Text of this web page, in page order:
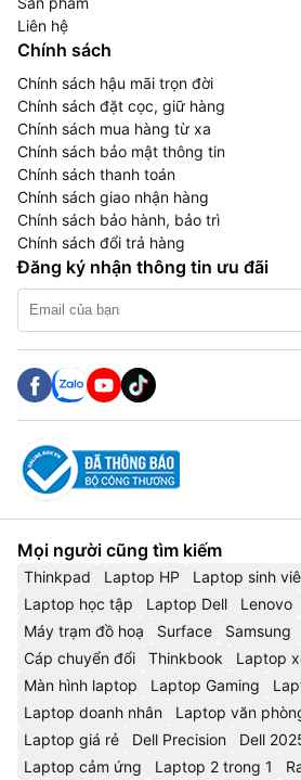
Liên hệ
Chính sách
Chính sách hậu mãi trọn đời
Chính sách đặt cọc, giữ hàng
Chính sách mua hàng từ xa
Chính sách bảo mật thông tin
Chính sách thanh toán
Chính sách giao nhận hàng
Chính sách bảo hành, bảo trì
Chính sách đổi trả hàng
Đăng ký nhận thông tin ưu đãi
Mọi người cũng tìm kiếm
Thinkpad Laptop HP
Laptop sinh
Laptop học tập
Laptop Dell Lenovo
Máy trạm đồ hoạ
Surface Samsung
Cáp chuyển đổi
Thinkbook Laptop
Màn hình laptop
Laptop Gaming
Laptop doanh nhân
Laptop văn
Laptop giá rẻ
Dell Precision Dell
Laptop cảm ứng
Laptop 2 trong 1